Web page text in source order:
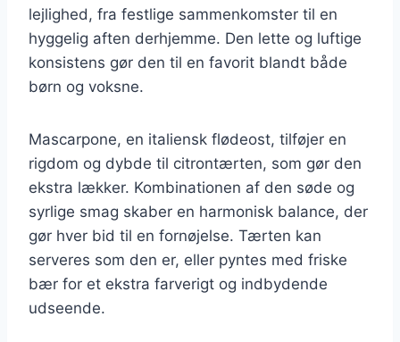
lejlighed, fra festlige sammenkomster til en
hyggelig aften derhjemme. Den lette og luftige
konsistens gør den til en favorit blandt både
børn og voksne.
Mascarpone, en italiensk flødeost, tilføjer en
rigdom og dybde til citrontærten, som gør den
ekstra lækker. Kombinationen af den søde og
syrlige smag skaber en harmonisk balance, der
gør hver bid til en fornøjelse. Tærten kan
serveres som den er, eller pyntes med friske
bær for et ekstra farverigt og indbydende
udseende.